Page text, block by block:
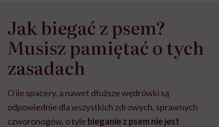
Jak biegać z psem?
Musisz pamiętać o tych
zasadach
O ile spacery, a nawet dłuższe wędrówki są
odpowiednie dla wszystkich zdrowych, sprawnych
czworonogów, o tyle bieganie z psem nie jest